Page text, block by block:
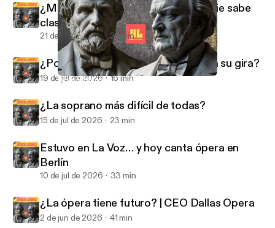
Las sopranos de las notas imposibles
¿Mezzo o soprano? La voz que nadie sabe
clasificar
21 de jul de 2026 24 min
¿Por qué Javier Camarena la invitó a su gira?
19 de jul de 2026 16 min
¿La soprano más difícil de todas?
15 de jul de 2026 23 min
Estuvo en La Voz… y hoy canta ópera en
Berlín
10 de jul de 2026 33 min
¿La ópera tiene futuro? | CEO Dallas Opera
2 de jun de 2026 41 min